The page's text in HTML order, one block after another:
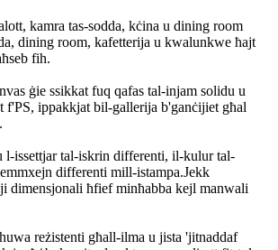
kamra tas-sodda, kċina u dining room
dining room, kafetterija u kwalunkwe ħajt
fih.
ġie ssikkat fuq qafas tal-injam solidu u
f'PS, ippakkjat bil-gallerija b'ganċijiet għal
l-issettjar tal-iskrin differenti, il-kulur tal-
differenti mill-istampa.Jekk
dimensjonali ħfief minħabba kejl manwali
reżistenti għall-ilma u jista 'jitnaddaf